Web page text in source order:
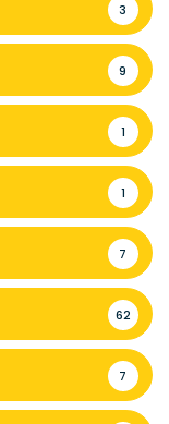
3
9
1
1
7
62
7